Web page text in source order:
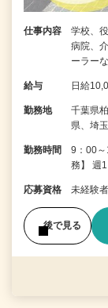
仕事内容
学校、
病院、
ーラー
給与 日給
勤務地
千葉県
県、埼
勤務時間
9：00
務】 週
応募資格 未経験
後で見る